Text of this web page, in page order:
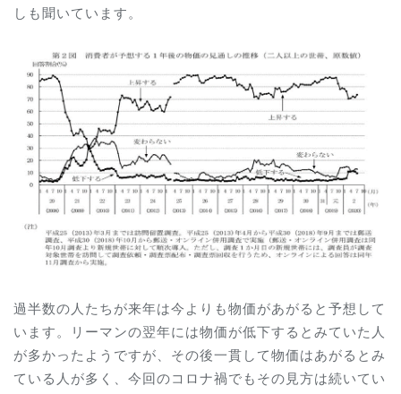
しも聞いています。
過半数の人たちが来年は今よりも物価があがると予想して
います。リーマンの翌年には物価が低下するとみていた人
が多かったようですが、その後一貫して物価はあがるとみ
ている人が多く、今回のコロナ禍でもその見方は続いてい